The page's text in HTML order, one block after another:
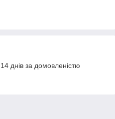
днів за домовленістю